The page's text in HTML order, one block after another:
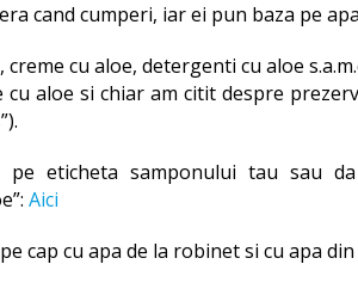
cand cumperi, iar ei pun baza pe
cu aloe, detergenti cu aloe
cu aloe si chiar am citit despre
pe eticheta samponului tau sau
Aici
cap cu apa de la robinet si cu apa